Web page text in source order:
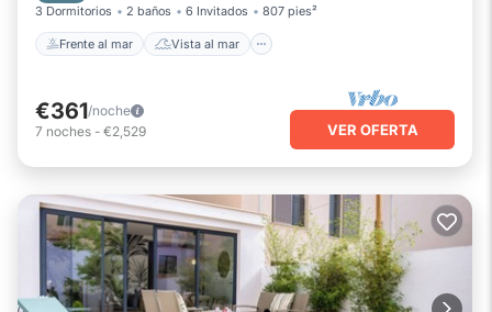
3 Dormitorios 2 baños 6 Invitados 807 pies²
Frente al mar Vista al mar
€361/noche
7 noches - €2,529 VER OFERTA